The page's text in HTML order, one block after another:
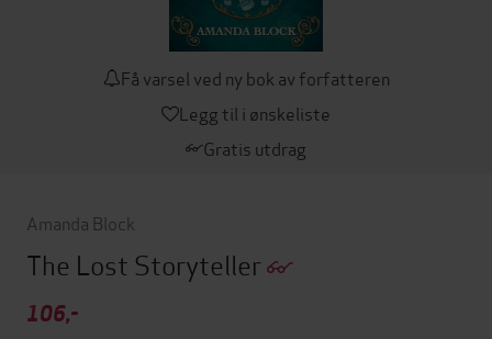
Få varsel ved ny bok av forfatteren
Legg til i ønskeliste
Gratis utdrag
Amanda Block
The Lost Storyteller
106,-